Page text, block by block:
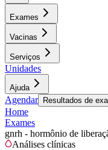
Exames
Vacinas
Serviços
Unidades
Ajuda
Agendar Resultados de
Home
Exames
gnrh - hormônio de
Análises clínicas